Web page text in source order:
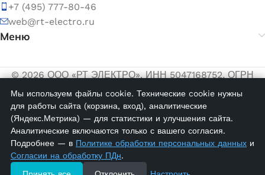
+7 (495) 777-80-46
web@rt-electro.ru
Меню
© 2026 ООО «РТ ЭЛЕКТРО». ИНН 5047168752, ОГРН
1155047005145.
Политика обработки персональных данных
Согласие на обработку персональных данных
CC 16/10;
Перемычка
10 в
Мы используем файлы cookie. Технические cookie нужны
для работы сайта (корзина, вход), аналитические
(Яндекс.Метрика) — для статистики и улучшения сайта.
Аналитические включаются только с вашего согласия.
Подробнее — в Политике обработки персональных данных и
Согласии на обработку ПДн.